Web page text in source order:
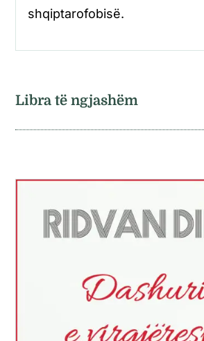
shqiptarofobisë.
Libra të ngjashëm